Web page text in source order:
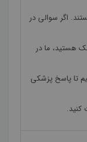
اگر سوالی در
هستید، ما در
تا پاسخ پزشکی
کنید.